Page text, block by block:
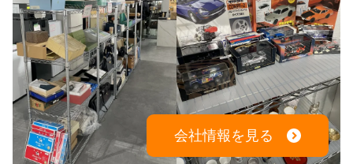
会社情報を見る